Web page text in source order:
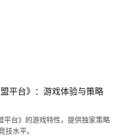
平台》：游戏体验与策略
台》的游戏特性，提供独家策略
技水平。